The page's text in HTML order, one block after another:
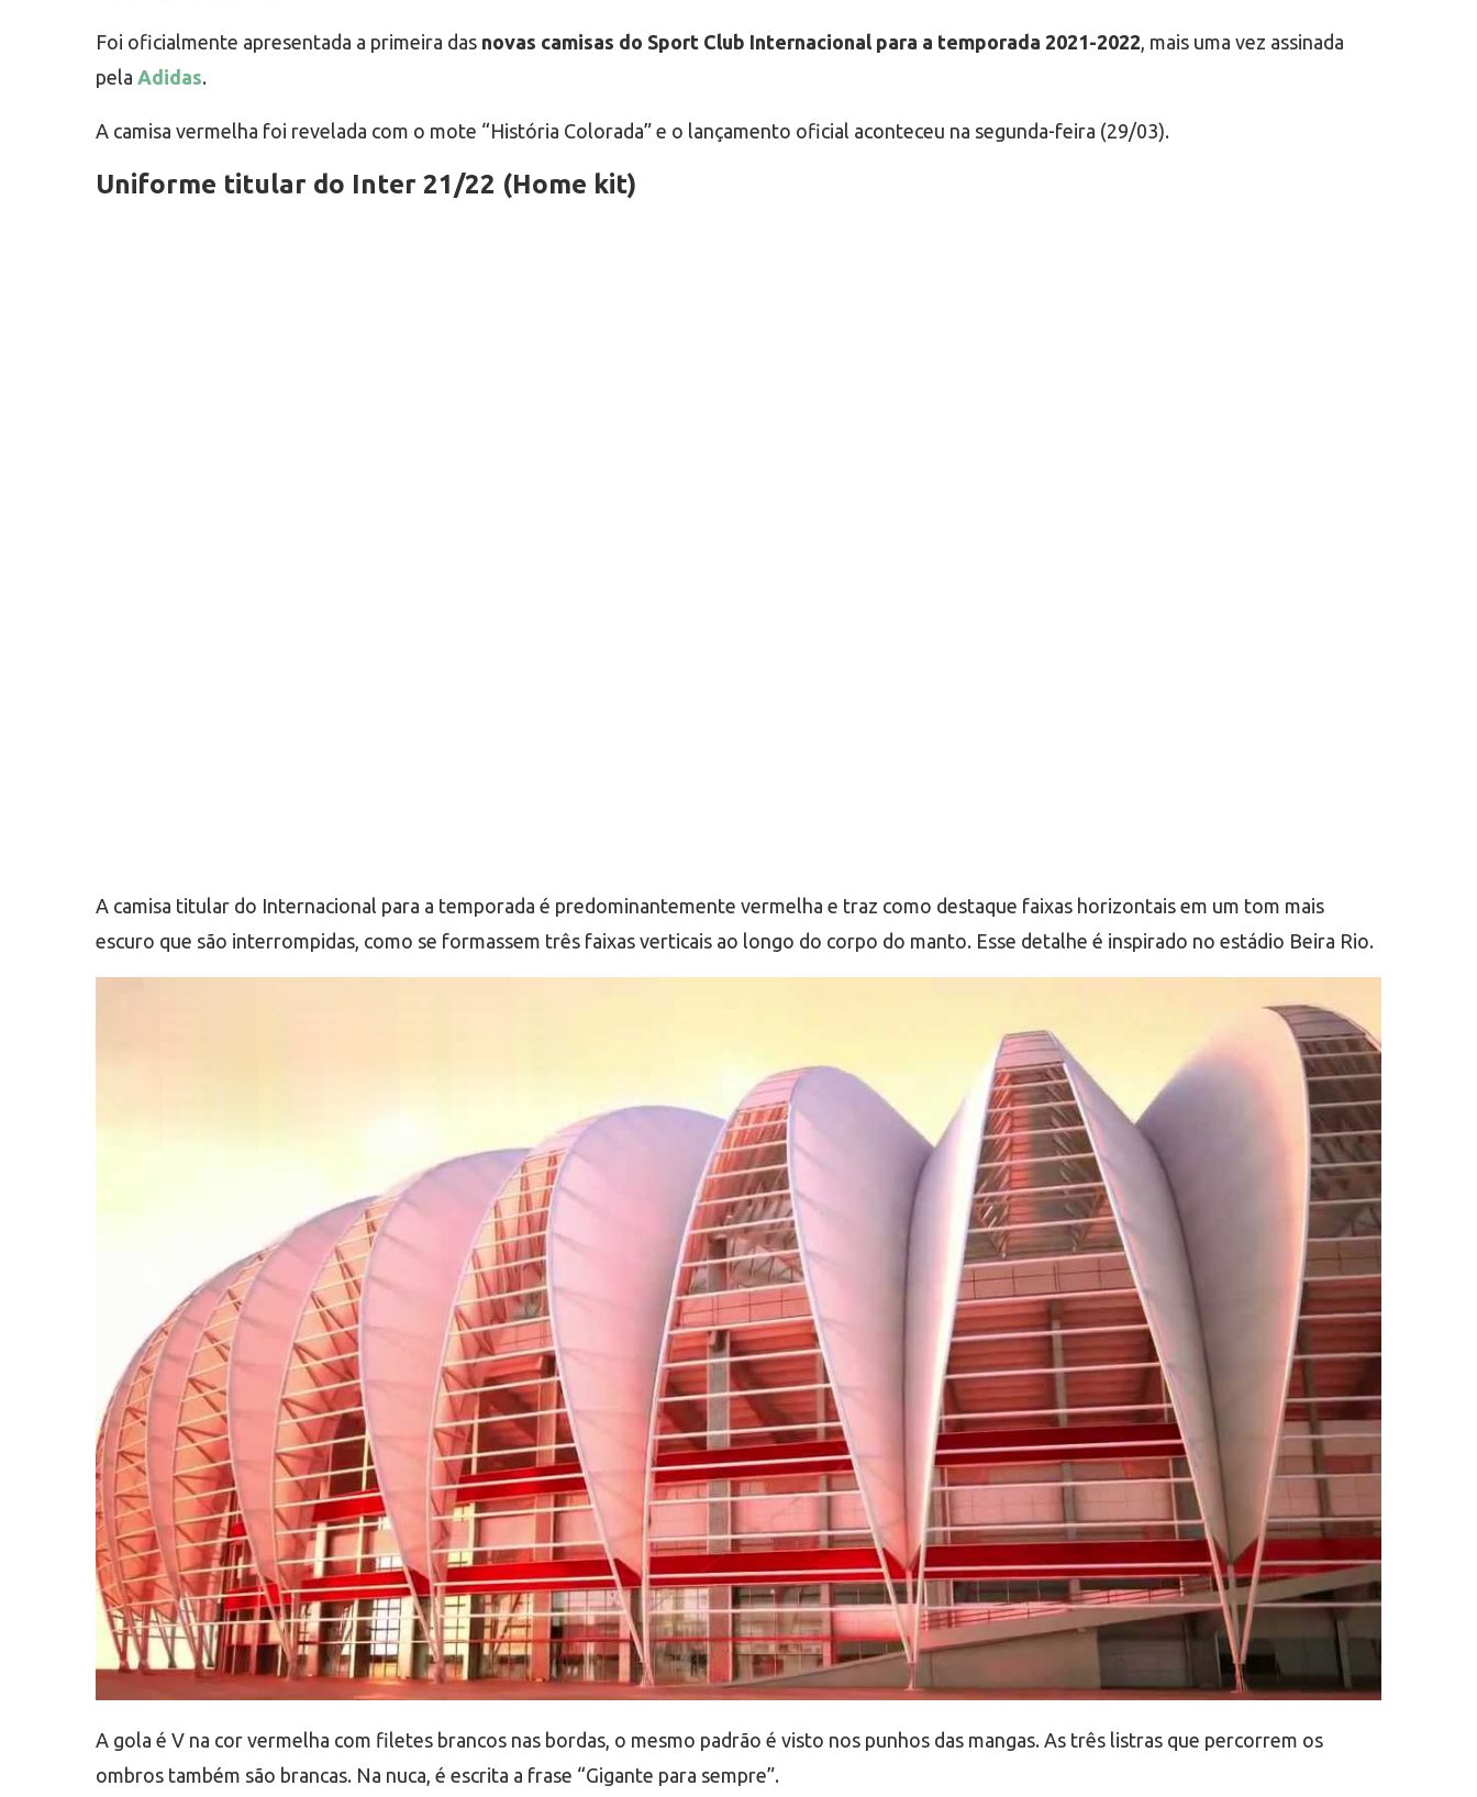
Foi oficialmente apresentada a primeira das novas camisas do Sport Club Internacional para a temporada 2021-2022, mais uma vez assinada
pela Adidas.
A camisa vermelha foi revelada com o mote “História Colorada” e o lançamento oficial aconteceu na segunda-feira (29/03).
Uniforme titular do Inter 21/22 (Home kit)
A camisa titular do Internacional para a temporada é predominantemente vermelha e traz como destaque faixas horizontais em um tom mais
escuro que são interrompidas, como se formassem três faixas verticais ao longo do corpo do manto. Esse detalhe é inspirado no estádio Beira Rio.
A gola é V na cor vermelha com filetes brancos nas bordas, o mesmo padrão é visto nos punhos das mangas. As três listras que percorrem os
ombros também são brancas. Na nuca, é escrita a frase “Gigante para sempre”.